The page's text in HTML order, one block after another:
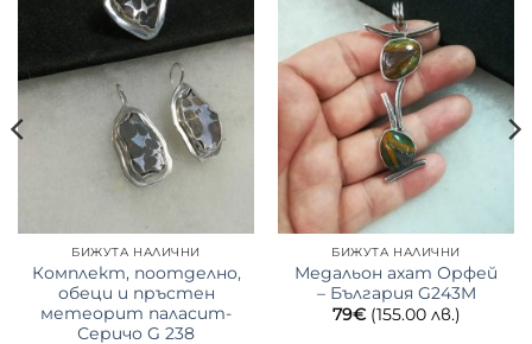
БИЖУТА НАЛИЧНИ
Комплект, поотделно,
обеци и пръстен
метеорит паласит-
Серичо G 238
БИЖУТА НАЛИЧНИ
Медальон ахат Орфей
– България G243M
79€ (155.00 лв.)